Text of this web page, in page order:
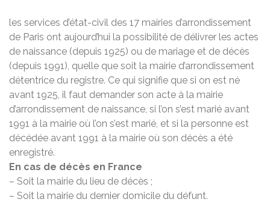
les services d’état-civil des 17 mairies d’arrondissement
de Paris ont aujourd’hui la possibilité de délivrer les actes
de naissance (depuis 1925) ou de mariage et de décès
(depuis 1991), quelle que soit la mairie d’arrondissement
détentrice du registre. Ce qui signifie que si on est né
avant 1925, il faut demander son acte à la mairie
d’arrondissement de naissance, si l’on s’est marié avant
1991 à la mairie où l’on s’est marié, et si la personne est
décédée avant 1991 à la mairie où son décès a été
enregistré.
En cas de décès en France
– Soit la mairie du lieu de décès ;
– Soit la mairie du dernier domicile du défunt.